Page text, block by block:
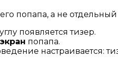
попапа, а не
появляется тизер.
попапа.
настраивается: